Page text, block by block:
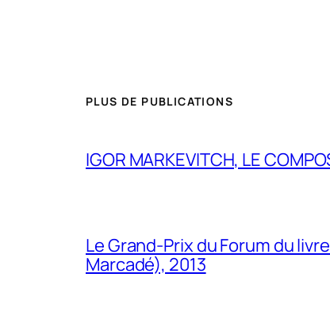
PLUS DE PUBLICATIONS
IGOR MARKEVITCH, LE
Le Grand-Prix du Forum du
Marcadé), 2013